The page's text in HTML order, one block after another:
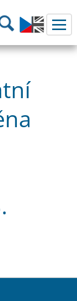
Hledání